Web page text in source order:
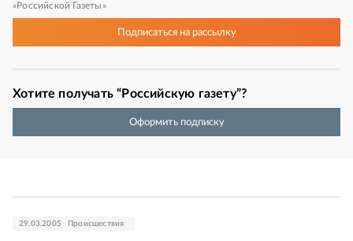
«Российской Газеты»
Подписатьсяна рассылку
Хотите получать “Российскую газету”?
Оформить подписку
29.03.2005 Происшествия